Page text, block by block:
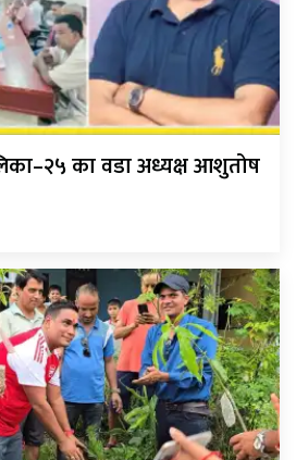
का वडा अध्यक्ष आशुतोष